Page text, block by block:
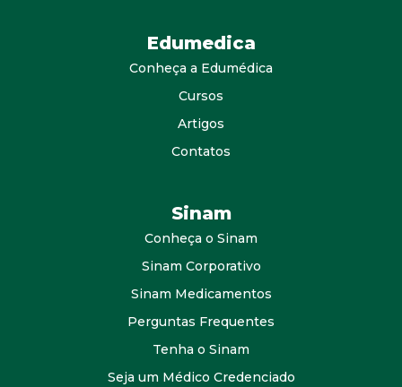
Edumedica
Conheça a Edumédica
Cursos
Artigos
Contatos
Sinam
Conheça o Sinam
Sinam Corporativo
Sinam Medicamentos
Perguntas Frequentes
Tenha o Sinam
Seja um Médico Credenciado